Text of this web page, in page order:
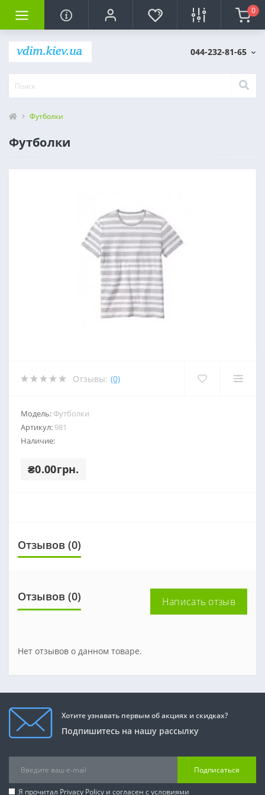
0
044-232-81-65
Футболки
Футболки
Отзывы: (0)
Модель: Футболки
Артикул: 981
Наличие:
₴0.00грн.
Отзывов (0)
Отзывов (0) Написать отзыв
Нет отзывов о данном товаре.
Хотите узнавать первым об акциях и скидках?
Подпишитесь на нашу рассылку
Подписаться
Я прочитал Privacy Policy и согласен с условиями